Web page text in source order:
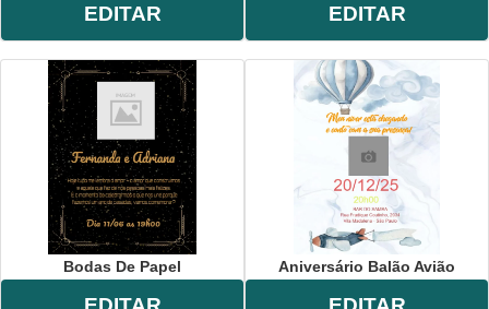
EDITAR EDITAR
Bodas De Papel Aniversário Balão Avião